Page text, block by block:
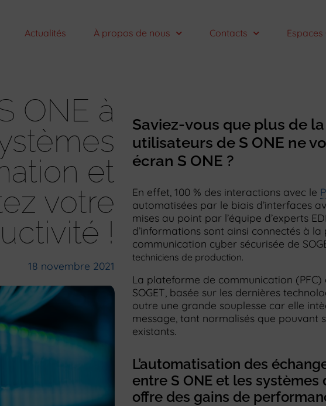
Actualités À propos de nous Contacts Espaces
ONE à
et
votre
!
18 novembre 2021
Saviez-vous que plus de
utilisateurs de S ONE ne
écran S ONE ?
En effet, 100 % des interactions avec le
automatisées par le biais d’interfaces
mises au point par l’équipe d’experts
d’informations sont ainsi connectés à
communication cyber sécurisée de
techniciens de production.
La plateforme de communication
SOGET, basée sur les dernières
outre une grande souplesse car elle
message, tant normalisés que pouvant
existants.
L’automatisation des
entre S ONE et les
offre des gains de